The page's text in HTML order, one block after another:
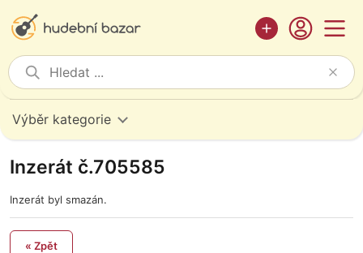
Výběr kategorie
Inzerát č.705585
Inzerát byl smazán.
« Zpět